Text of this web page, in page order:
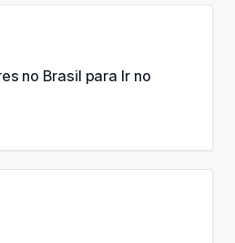
no Brasil para Ir no